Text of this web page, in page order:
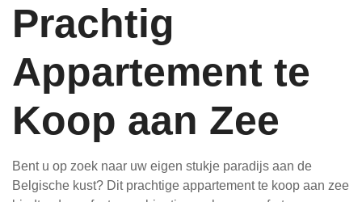
Prachtig
Appartement te
Koop aan Zee
Bent u op zoek naar uw eigen stukje paradijs aan de
Belgische kust? Dit prachtige appartement te koop aan zee